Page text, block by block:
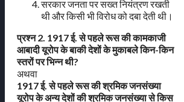
सरकार जनता पर सख्त नियंत्रण रखती
थी और किसी भी विरोध को दबा देती थी।
प्रश्न 2. 1917 ई. से पहले रूस की कामकाजी
आबादी यूरोप के बाकी देशों के मुकाबले किन-किन
स्तरों पर भिन्न थी?
अथवा
1917 ई. से पहले रूस की श्रमिक जनसंख्या
यूरोप के अन्य देशों की श्रमिक जनसंख्या से किस